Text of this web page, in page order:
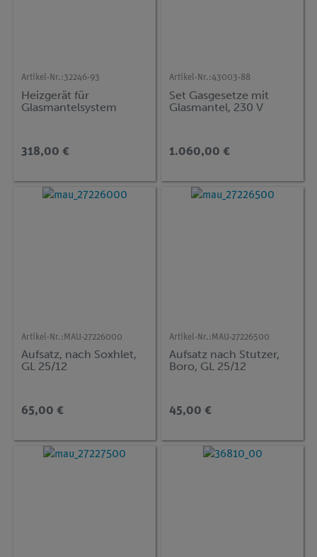
Artikel-Nr.:32246-93
Heizgerät für
Glasmantelsystem
318,00 €
Artikel-Nr.:43003-88
Set Gasgesetze mit
Glasmantel, 230 V
1.060,00 €
Artikel-Nr.: MAU-27226000
Aufsatz, nach Soxhlet,
GL 25/12
65,00 €
Artikel-Nr.: MAU-27226500
Aufsatz nach Stutzer,
Boro, GL 25/12
45,00 €